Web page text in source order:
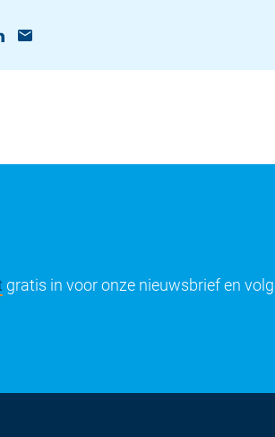
gratis in voor onze nieuwsbrief en